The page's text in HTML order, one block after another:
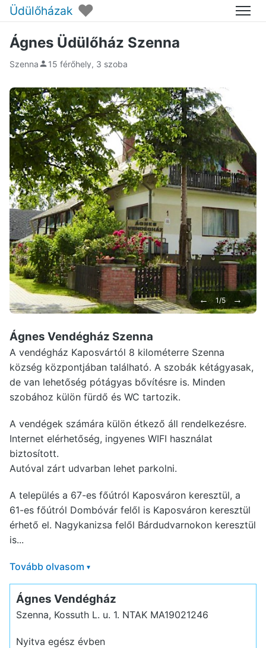
Üdülőházak ♥ Menü
Ágnes Üdülőház Szenna
Szenna 15 férőhely, 3 szoba
← 1/5 →
Ágnes Vendégház Szenna
A vendégház Kaposvártól 8 kilométerre Szenna
község központjában található. A szobák kétágyasak,
de van lehetőség pótágyas bővítésre is. Minden
szobához külön fürdő és WC tartozik.
A vendégek számára külön étkező áll rendelkezésre.
Internet elérhetőség, ingyenes WIFI használat
biztosított.
Autóval zárt udvarban lehet parkolni.
A település a 67-es főútról Kaposváron keresztül, a
61-es főútról Dombóvár felől is Kaposváron keresztül
érhető el. Nagykanizsa felől Bárdudvarnokon keresztül
is...
Tovább olvasom ▾
Ágnes Vendégház
Szenna, Kossuth L. u. 1. NTAK MA19021246
Nyitva egész évben